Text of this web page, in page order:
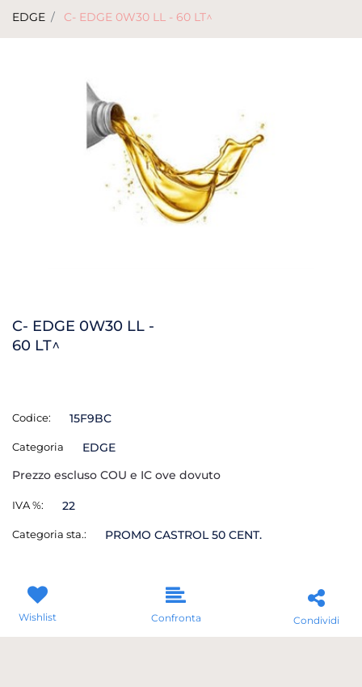
EDGE C- EDGE 0W30 LL - 60 LT^
C- EDGE 0W30 LL -
60 LT^
Codice: 15F9BC
Categoria
EDGE
Prezzo escluso COU e IC ove dovuto
IVA %: 22
Categoria sta.: PROMO CASTROL 50 CENT.
Wishlist Confronta Condividi